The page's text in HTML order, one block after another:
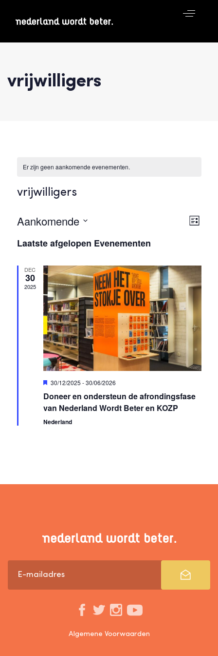
vrijwilligers
Er zijn geen aankomende evenementen.
vrijwilligers
Lijst
Aankomende
een
Laatste afgelopen Evenementen
DEC
30
2025
Uitgelicht
30/12/2025 -30/06/2026
Doneer en ondersteun de afrondingsfase
van Nederland Wordt Beter en KOZP
Nederland
Algemene Voorwaarden